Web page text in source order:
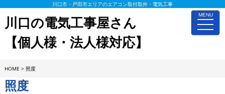
MENU
toggle
川口市・戸田市エリアのエアコン取付取外・電気工事
川口の電気工事屋さん
【個人様・法人様対応】
HOME > 照度
照度